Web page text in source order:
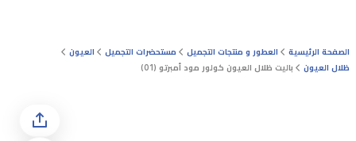
الصفحة الرئيسية العطور و منتجات التجميل مستحضرات التجميل
العيون
ظلال العيون
باليت ظلال العيون كولور مود أمبرتو (01)